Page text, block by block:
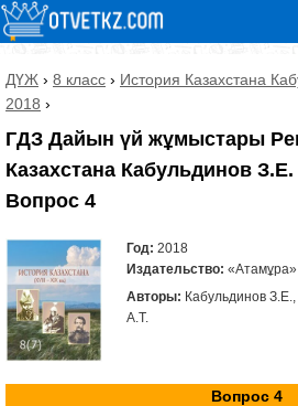
ДҮЖ › 8 класс › История Казахстана
2018 ›
ГДЗ Дайын үй жұмыстары
Казахстана Кабульдинов З.Е.
Вопрос 4
Год: 2018
Издательство: «Атамұра»
Авторы: Кабульдинов
А.Т.
Вопрос 4